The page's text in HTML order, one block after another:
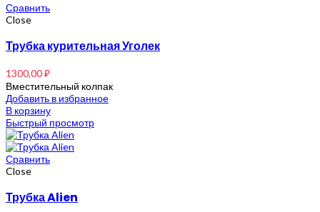
Сравнить
Close
Трубка курительная Уголек
1300,00₽
Вместительный колпак
Добавить в избранное
В корзину
Быстрый просмотр
Сравнить
Close
Трубка Alien